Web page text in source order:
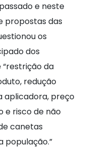
e neste
propostas das
os
dos
da
redução
aplicadora, preço
e risco de não
canetas
população.”